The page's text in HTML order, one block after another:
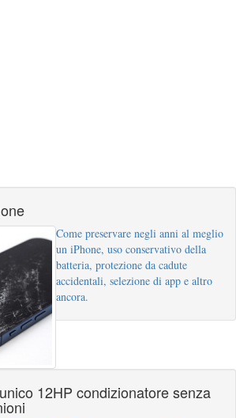
Come preservare negli anni al meglio
un iPhone, uso conservativo della
batteria, protezione da cadute
accidentali, selezione di app e altro
ancora.
12HP condizionatore senza